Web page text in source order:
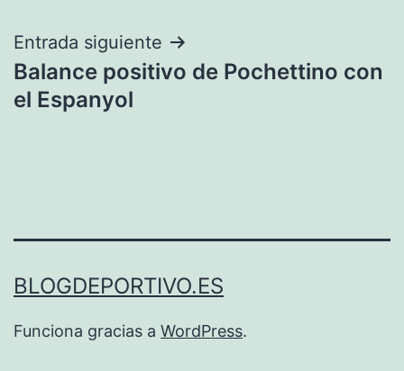
Entrada siguiente
Balance positivo de Pochettino con
el Espanyol
BLOGDEPORTIVO.ES
Funciona gracias a WordPress.